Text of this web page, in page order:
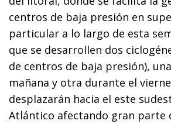
centros de baja presión en
particular a lo largo de esta
que se desarrollen dos
de centros de baja presión),
mañana y otra durante el
desplazarán hacia el este
Atlántico afectando gran parte